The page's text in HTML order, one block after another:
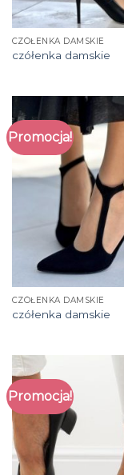
CZÓŁENKA DAMSKIE
czółenka damskie
Promocja!
CZÓŁENKA DAMSKIE
czółenka damskie
Promocja!